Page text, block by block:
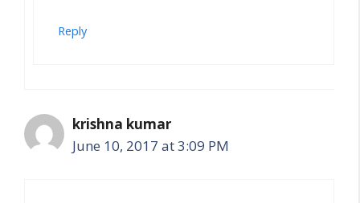
Reply
krishna kumar
June 10, 2017 at 3:09 PM